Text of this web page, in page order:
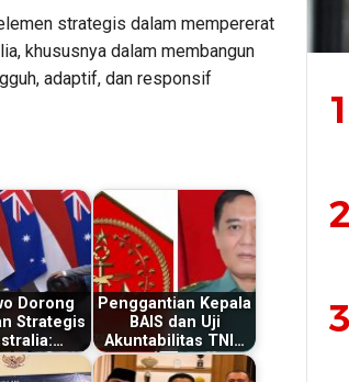
strategis dalam mempererat
khususnya dalam membangun
adaptif, dan responsif
Dorong
Strategis
Penggantian Kepala
BAIS dan Uji
Akuntabilitas TNI…
1
2
3